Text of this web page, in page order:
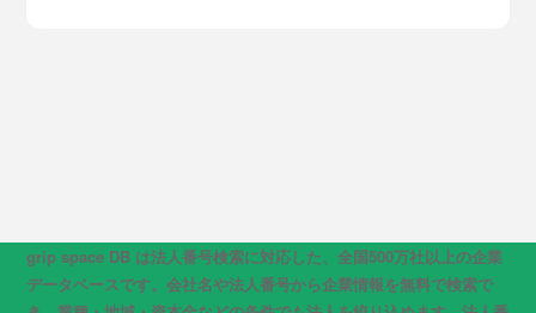
grip space DB は法人番号検索に対応した、全国500万社以上の企業
データベースです。会社名や法人番号から企業情報を無料で検索で